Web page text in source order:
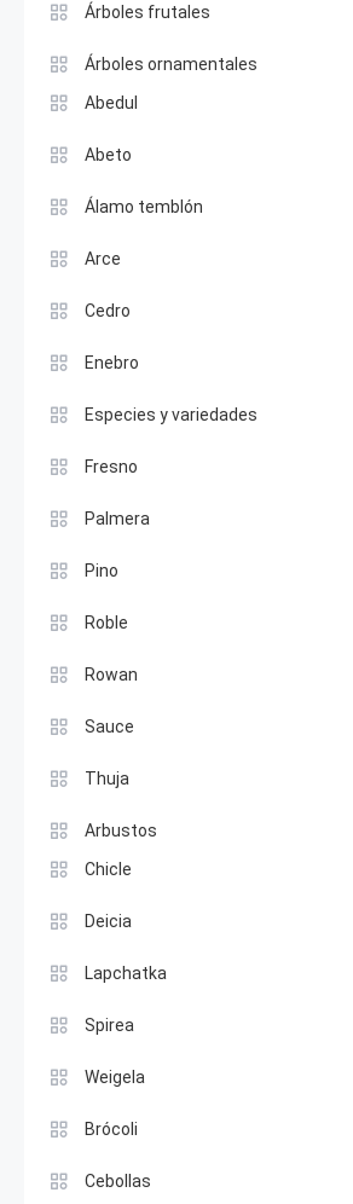
Árboles frutales
Árboles ornamentales
Abedul
Abeto
Álamo temblón
Arce
Cedro
Enebro
Especies y variedades
Fresno
Palmera
Pino
Roble
Rowan
Sauce
Thuja
Arbustos
Chicle
Deicia
Lapchatka
Spirea
Weigela
Brócoli
Cebollas